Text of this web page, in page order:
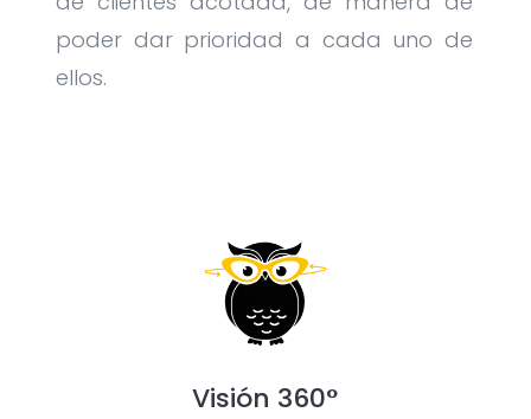
poder dar prioridad a cada uno de
ellos.
Visión 360°